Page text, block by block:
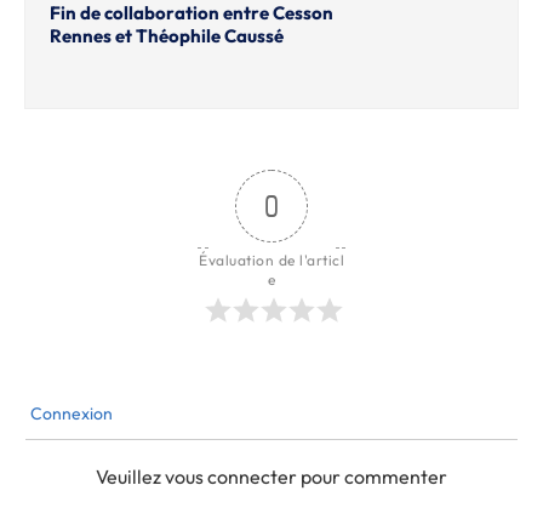
Fin de collaboration entre Cesson
Rennes et Théophile Caussé
0
Évaluation de l'articl
e
Connexion
Veuillez vous connecter pour commenter